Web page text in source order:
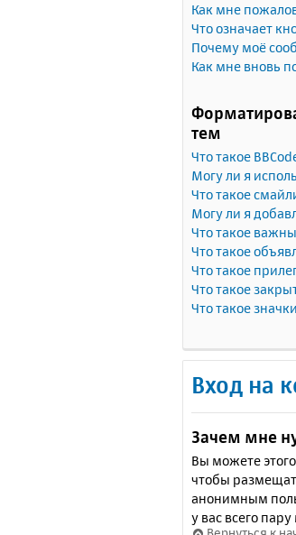
Как мне
Что означает
Почему моё
Как мне вновь
тем
Что такое
Могу ли я
Что такое
Могу ли я
Что такое
Что такое
Что такое
Что такое
Что такое
Вход на
Зачем мне
Вы можете
чтобы
анонимным
у вас всего